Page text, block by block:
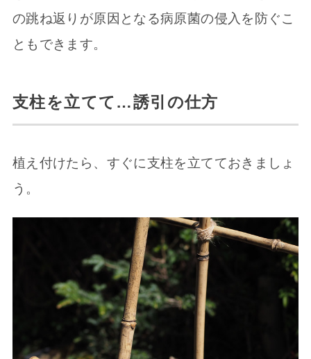
の跳ね返りが原因となる病原菌の侵入を防ぐこ
ともできます。
支柱を立てて…誘引の仕方
植え付けたら、すぐに支柱を立てておきましょ
う。